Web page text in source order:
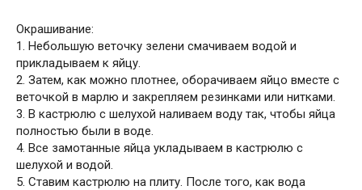
Окрашивание:
1. Небольшую веточку зелени смачиваем водой и
прикладываем к яйцу.
2. Затем, как можно плотнее, оборачиваем яйцо вместе с
веточкой в марлю и закрепляем резинками или нитками.
3. В кастрюлю с шелухой наливаем воду так, чтобы яйца
полностью были в воде.
4. Все замотанные яйца укладываем в кастрюлю с
шелухой и водой.
5. Ставим кастрюлю на плиту. После того, как вода